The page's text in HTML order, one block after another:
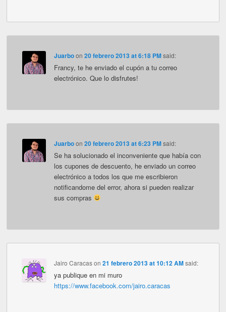
Juarboon 20 febrero 2013 at 6:18 PM said:
Francy, te he enviado el cupón a tu correo
electrónico. Que lo disfrutes!
Juarboon 20 febrero 2013 at 6:23 PM said:
Se ha solucionado el inconveniente que había con
los cupones de descuento, he enviado un correo
electrónico a todos los que me escribieron
notificandome del error, ahora si pueden realizar
sus compras
Jairo Caracason 21 febrero 2013 at 10:12 AM said:
ya publique en mi muro
https://www.facebook.com/jairo.caracas